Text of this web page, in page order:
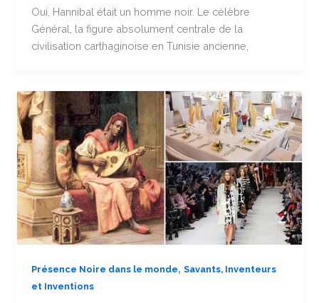
Oui, Hannibal était un homme noir. Le célèbre
Général, la figure absolument centrale de la
civilisation carthaginoise en Tunisie ancienne,
Présence Noire dans le monde,Savants, Inventeurs
et Inventions